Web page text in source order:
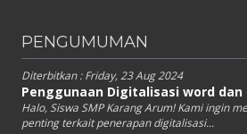
PENGUMUMAN
Diterbitkan :Friday, 23 Aug 2024
Penggunaan Digitalisasi word dan
Halo, Siswa SMP Karang Arum! Kami ingin
penting terkait penerapan digitalisasi...